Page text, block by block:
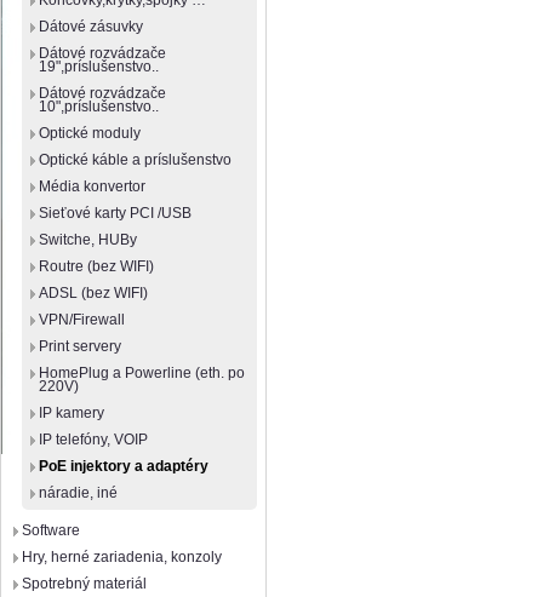
Dátové zásuvky
Dátové rozvádzače
19",príslušenstvo..
Dátové rozvádzače
10",príslušenstvo..
Optické moduly
Optické káble a príslušenstvo
Média konvertor
Sieťové karty PCI /USB
Switche, HUBy
Routre (bez WIFI)
ADSL (bez WIFI)
VPN/Firewall
Print servery
HomePlug a Powerline (eth. po
220V)
IP kamery
IP telefóny, VOIP
PoE injektory a adaptéry
náradie, iné
Software
Hry, herné zariadenia, konzoly
Spotrebný materiál